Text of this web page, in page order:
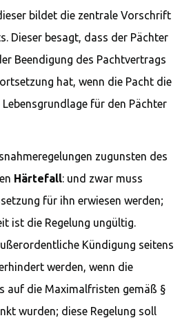
bildet die zentrale Vorschrift
Dieser besagt, dass der Pächter
Beendigung des Pachtvertrags
hat, wenn die Pacht die
für den Pächter
zugunsten des
Härtefall: und zwar muss
für ihn erwiesen werden;
ist die Regelung ungültig.
Kündigung seitens
werden, wenn die
auf die Maximalfristen gemäß §
wurden; diese Regelung soll